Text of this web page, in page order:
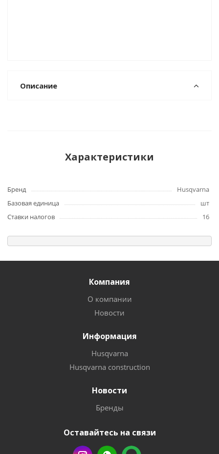
Описание
Характеристики
Бренд
Husqvarna
Базовая единица
шт
Ставки налогов
16
Компания
О компании
Новости
Информация
Husqvarna
Husqvarna construction
Новости
Бренды
Оставайтесь на связи